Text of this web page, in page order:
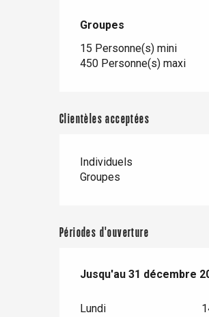
Groupes
Groupes
15 Personne(s) mini
450 Personne(s) maxi
Clientèles acceptées
Individuels
Groupes
Périodes d'ouverture
Du2 janvier 2026au31
Jusqu'au 31 décembre
Lundi